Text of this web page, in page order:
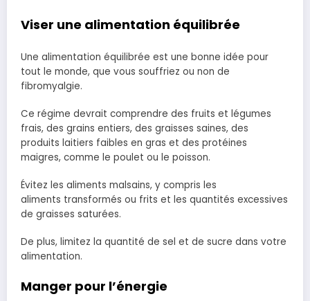
Viser une alimentation équilibrée
Une alimentation équilibrée est une bonne idée pour
tout le monde, que vous souffriez ou non de
fibromyalgie.
Ce régime devrait comprendre des fruits et légumes
frais, des grains entiers, des graisses saines, des
produits laitiers faibles en gras et des protéines
maigres, comme le poulet ou le poisson.
Évitez les aliments malsains, y compris les
aliments transformés ou frits et les quantités excessives
de graisses saturées.
De plus, limitez la quantité de sel et de sucre dans votre
alimentation.
Manger pour l’énergie